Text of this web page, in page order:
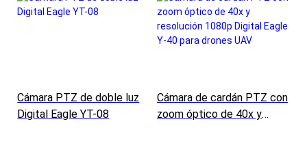
Cámara PTZ de doble luz
Digital Eagle YT-08
Cámara de cardán PTZ con
zoom óptico de 40x y